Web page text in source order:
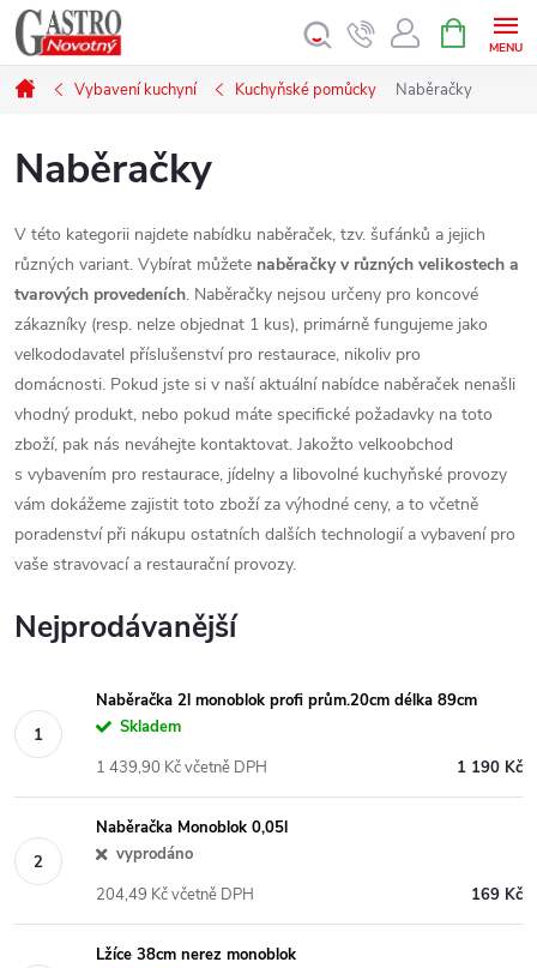
Přejít
na
obsah
NÁKUPNÍ
KOŠÍK
DomůVybavení kuchyní Kuchyňské pomůcky Naběračky
Naběračky
V této kategorii najdete nabídku naběraček, tzv. šufánků a jejich
různých variant. Vybírat můžete naběračky v různých velikostech a
tvarových provedeních. Naběračky nejsou určeny pro koncové
zákazníky (resp. nelze objednat 1 kus), primárně fungujeme jako
velkododavatel příslušenství pro restaurace, nikoliv pro
domácnosti. Pokud jste si v naší aktuální nabídce naběraček nenašli
vhodný produkt, nebo pokud máte specifické požadavky na toto
zboží, pak nás neváhejte kontaktovat. Jakožto velkoobchod
s vybavením pro restaurace, jídelny a libovolné kuchyňské provozy
vám dokážeme zajistit toto zboží za výhodné ceny, a to včetně
poradenství při nákupu ostatních dalších technologií a vybavení pro
vaše stravovací a restaurační provozy.
Nejprodávanější
Naběračka 2l monoblok profi prům.20cm délka 89cm
Skladem
1 190 Kč
1 439,90 Kč včetně DPH
Naběračka Monoblok 0,05l
vyprodáno
169 Kč
204,49 Kč včetně DPH
Lžíce 38cm nerez monoblok